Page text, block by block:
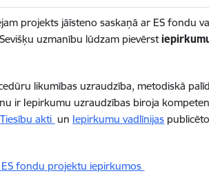
projekts jāīsteno saskaņā ar ES fondu
uzmanību lūdzam pievērst
likumības uzraudzība, metodiskā
ir Iepirkumu uzraudzības biroja
Tiesību akti un Iepirkumu vadlīnijas
fondu projektu iepirkumos